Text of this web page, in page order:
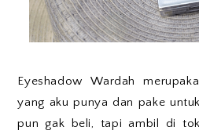
Eyeshadow Wardah
yang aku punya dan pake
pun gak beli, tapi ambil di